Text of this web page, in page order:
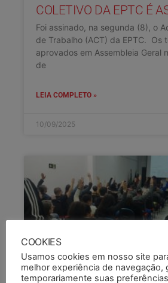
COLETIVO DA EPTC É
Foi assinado, na segunda (8), o
de Trabalho (ACT) da EPTC. Os
aprovados em Assembleia Geral
de
LEIA COMPLETO »
10/09/2025
COOKIES
Usamos cookies em nosso site
melhor experiência de navegação,
temporariamente suas